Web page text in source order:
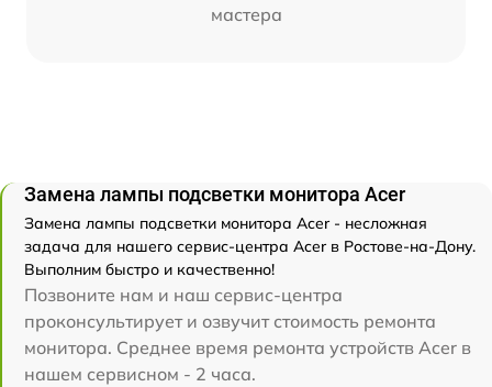
мастера
Замена лампы подсветки монитора Acer
Замена лампы подсветки монитора Acer - несложная
задача для нашего сервис-центра Acer в Ростове-на-Дону.
Выполним быстро и качественно!
Позвоните нам и наш сервис-центра
проконсультирует и озвучит стоимость ремонта
монитора. Среднее время ремонта устройств Acer в
нашем сервисном - 2 часа.